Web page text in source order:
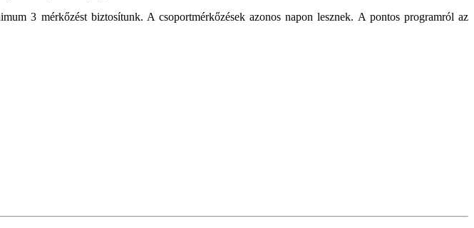
3 mérkőzést biztosítunk. A csoportmérkőzések azonos napon lesznek. A pontos programról az